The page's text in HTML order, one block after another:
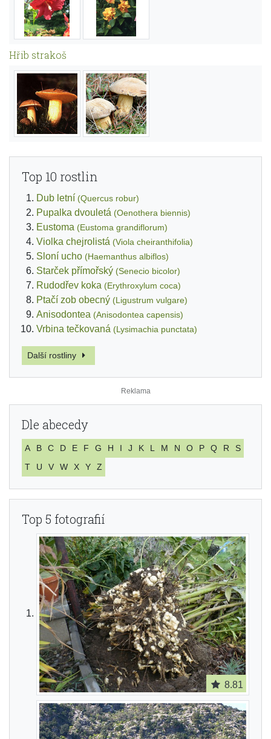
Hřib strakoš
Top 10 rostlin
Dub letní (Quercus robur)
Pupalka dvouletá (Oenothera biennis)
Eustoma (Eustoma grandiflorum)
Violka chejrolistá (Viola cheiranthifolia)
Sloní ucho (Haemanthus albiflos)
Starček přímořský (Senecio bicolor)
Rudodřev koka (Erythroxylum coca)
Ptačí zob obecný (Ligustrum vulgare)
Anisodontea (Anisodontea capensis)
Vrbina tečkovaná (Lysimachia punctata)
Další rostliny
Dle abecedy
A B C D E F G H I J K L M N O P Q R
S
T
U V W X Y Z
Top 5 fotografií
8.81